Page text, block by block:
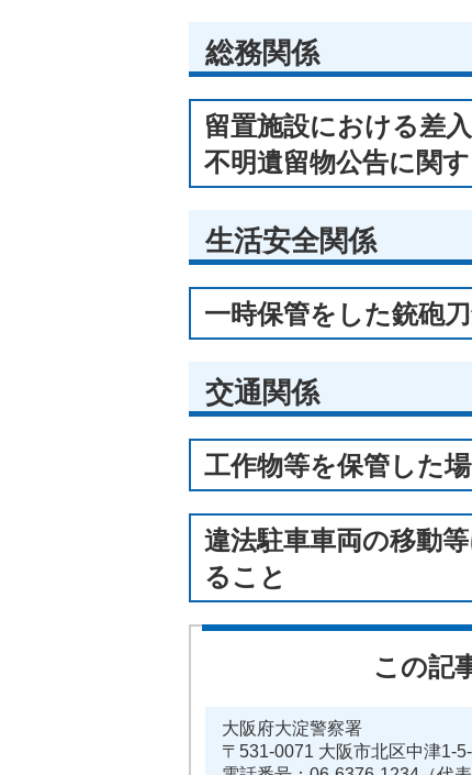
総務関係
留置施設における差
不明遺留物公告に関
生活安全関係
一時保管をした銃砲
交通関係
工作物等を保管した
違法駐車車両の移動
ること
この記
大阪府大淀警察署
〒531-0071 大阪市北区中津1-